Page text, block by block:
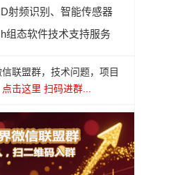
射频识别、智能传感器
组态软件技术支持服务
联盟群，技术问题，项目
点击这里 扫码进群...